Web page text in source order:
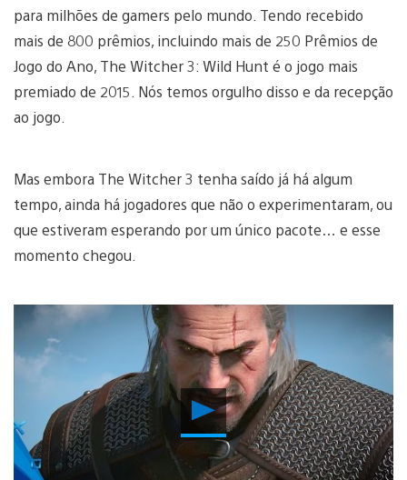
para milhões de gamers pelo mundo. Tendo recebido
mais de 800 prêmios, incluindo mais de 250 Prêmios de
Jogo do Ano, The Witcher 3: Wild Hunt é o jogo mais
premiado de 2015. Nós temos orgulho disso e da recepção
ao jogo.
Mas embora The Witcher 3 tenha saído já há algum
tempo, ainda há jogadores que não o experimentaram, ou
que estiveram esperando por um único pacote… e esse
momento chegou.
Reproduzir
Vídeo